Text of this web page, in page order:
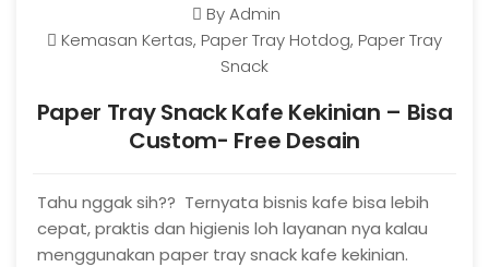
ByAdmin
Kemasan Kertas, Paper Tray Hotdog, Paper Tray
Snack
Paper Tray Snack Kafe Kekinian – Bisa
Custom- Free Desain
Tahu nggak sih?? Ternyata bisnis kafe bisa lebih
cepat, praktis dan higienis loh layanan nya kalau
menggunakan paper tray snack kafe kekinian.